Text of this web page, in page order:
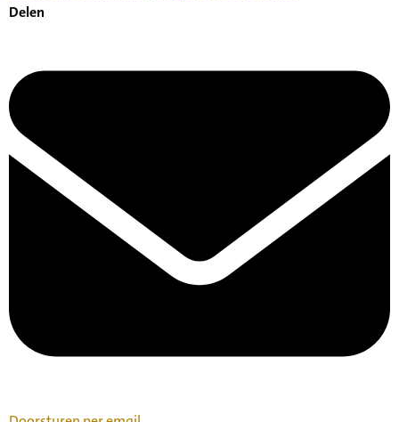
Delen